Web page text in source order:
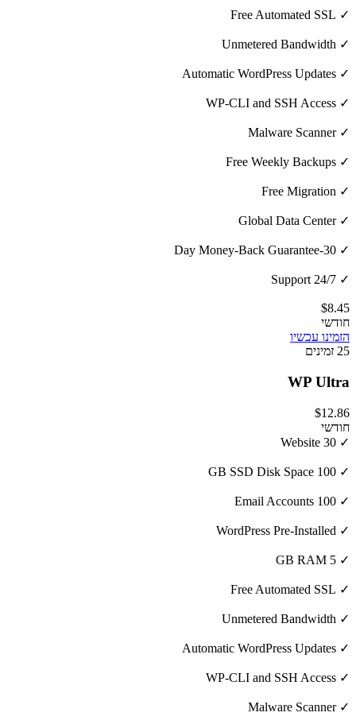
✓ Free Automated SSL
✓ Unmetered Bandwidth
✓ Automatic WordPress Updates
✓ WP-CLI and SSH Access
✓ Malware Scanner
✓ Free Weekly Backups
✓ Free Migration
✓ Global Data Center
✓ 30-Day Money-Back Guarantee
✓ 24/7 Support
$8.45
חודשי
הזמינו עכשיו
25 זמינים
WP Ultra
$12.86
חודשי
✓ 30 Website
✓ 100 GB SSD Disk Space
✓ 100 Email Accounts
✓ WordPress Pre-Installed
✓ 5 GB RAM
✓ Free Automated SSL
✓ Unmetered Bandwidth
✓ Automatic WordPress Updates
✓ WP-CLI and SSH Access
✓ Malware Scanner